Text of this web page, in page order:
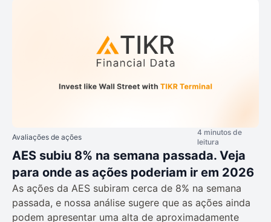
Avaliações de ações
4 minutos de
leitura
AES subiu 8% na semana passada. Veja
para onde as ações poderiam ir em 2026
As ações da AES subiram cerca de 8% na semana
passada, e nossa análise sugere que as ações ainda
podem apresentar uma alta de aproximadamente